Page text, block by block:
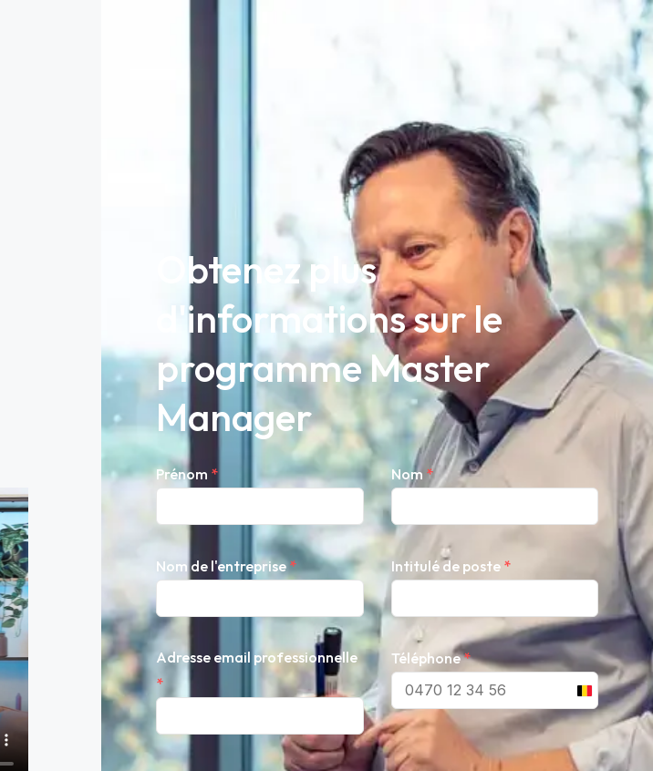
Obtenez plus
d'informations sur le
programme Master
Manager
Prénom * Nom *
Nom de l'entreprise* Intitulé de poste *
Adresse email professionnelle
*
Téléphone*
Belgium
+32